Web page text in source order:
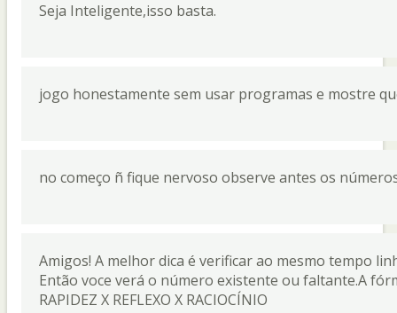
Seja Inteligente,isso basta.
jogo honestamente sem usar programas e mostre
no começo ñ fique nervoso observe antes os
Amigos! A melhor dica é verificar ao mesmo tempo
Então voce verá o número existente ou faltante.A
RAPIDEZ X REFLEXO X RACIOCÍNIO